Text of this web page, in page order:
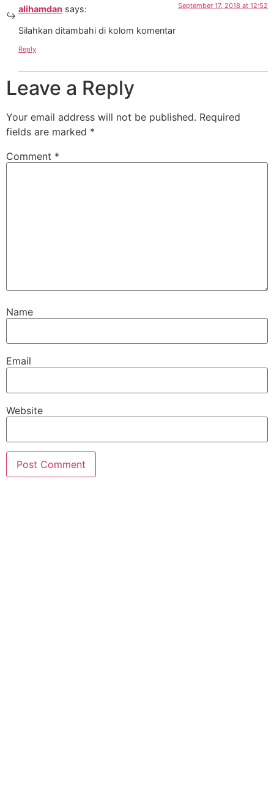
alihamdan says: September 17, 2018 at 12:52
Silahkan ditambahi di kolom komentar
Reply
Leave a Reply
Your email address will not be published. Required
fields are marked *
Comment *
Name
Email
Website